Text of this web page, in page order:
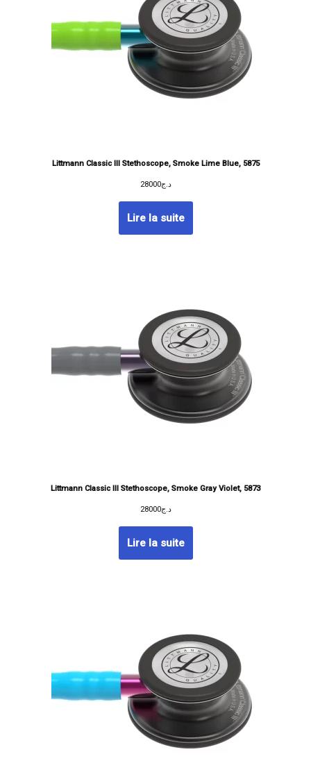
Littmann Classic III Stethoscope, Smoke Lime Blue, 5875
د.ج28000
Lire la suite
Littmann Classic III Stethoscope, Smoke Gray Violet, 5873
د.ج28000
Lire la suite